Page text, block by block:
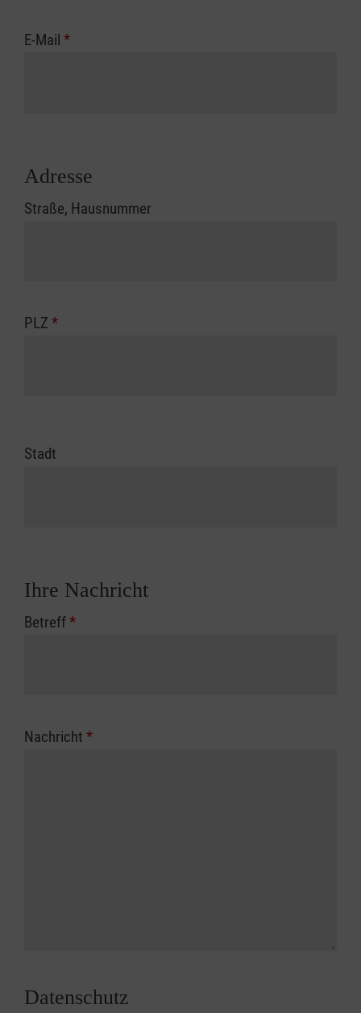
E-Mail *
Adresse
Straße, Hausnummer
PLZ *
Stadt
Ihre Nachricht
Betreff*
Nachricht *
Datenschutz